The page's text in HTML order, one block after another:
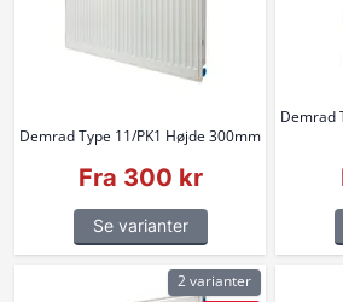
Demrad Type 11/PK1 Højde 300mm
Fra 300 kr
Se varianter
Demrad
2 varianter